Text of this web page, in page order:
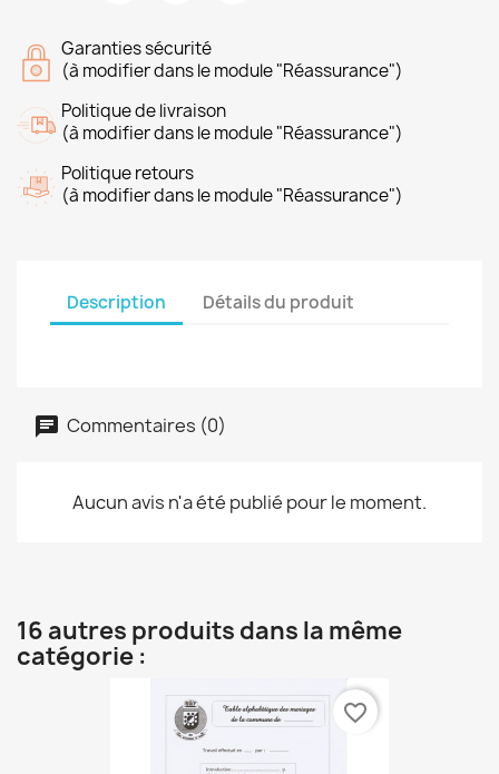
Garanties sécurité
(à modifier dans le module "Réassurance")
Politique de livraison
(à modifier dans le module "Réassurance")
Politique retours
(à modifier dans le module "Réassurance")
Description Détails du produit
Commentaires (0)
Aucun avis n'a été publié pour le moment.
16 autres produits dans la même
catégorie :
favorite_border